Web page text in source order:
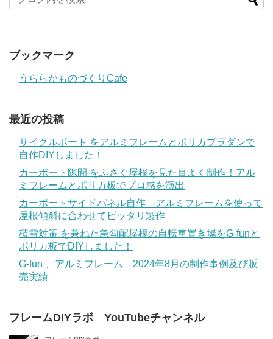
ブックマーク
うららかものづくりCafe
最近の投稿
サイクルポート をアルミフレームとポリカプラダンで
自作DIYしました！
カーポート隙間 をふさぐ屋根を見た目よく制作！アル
ミフレームとポリカ板でプロ感を演出
カーポートサイドパネル自作 アルミフレームを使って
屋根傾斜に合わせてピッタリ製作
積雪対策 を兼ねた急勾配屋根の自転車置き場をG-funと
ポリカ板でDIYしました！
G-fun 、アルミフレーム 2024年8月の制作事例及び販
売実績
フレームDIYラボ YouTubeチャンネル